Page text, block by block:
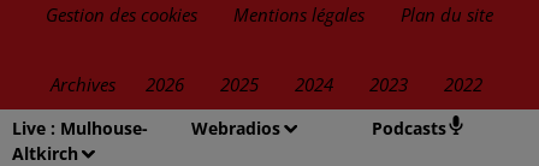
Live : Mulhouse-
Altkirch
Webradios Podcasts
Gestion des cookies Mentions légales Plan du site
Archives 2026 2025 2024 2023 2022